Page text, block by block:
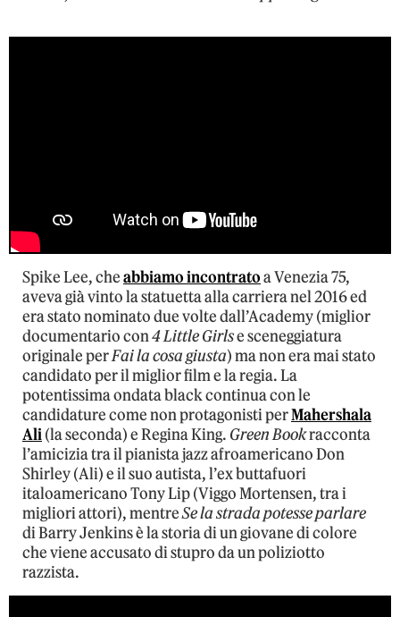
Spike Lee, cheabbiamo incontratoa Venezia 75,
aveva già vinto la statuetta alla carriera nel 2016 ed
era stato nominato due volte dall’Academy (miglior
documentario con4 Little Girlse sceneggiatura
originale perFai la cosa giusta) ma non era mai stato
candidato per il miglior film e la regia. La
potentissima ondata black continua con le
candidature come non protagonisti perMahershala
Ali(la seconda) e Regina King. Green Bookracconta
l’amicizia tra il pianista jazz afroamericano Don
Shirley (Ali) e il suo autista, l’ex buttafuori
italoamericano Tony Lip (Viggo Mortensen, tra i
migliori attori), mentreSe la strada potesse parlare
di Barry Jenkins è la storia di un giovane di colore
che viene accusato di stupro da un poliziotto
razzista.